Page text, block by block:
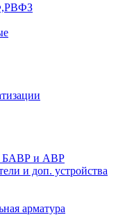
БАВР и АВР
и доп. устройства
арматура